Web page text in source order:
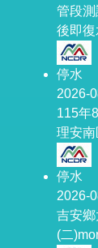
管段
後即復
停水
2026-
115年
理安南
停水
2026-
吉安
(二)